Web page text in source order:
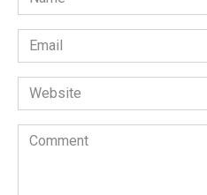
*
Email
*
Website
Comment